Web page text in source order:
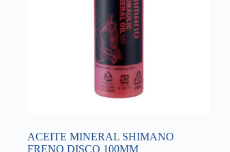
ACEITE MINERAL SHIMANO
FRENO DISCO 100MM